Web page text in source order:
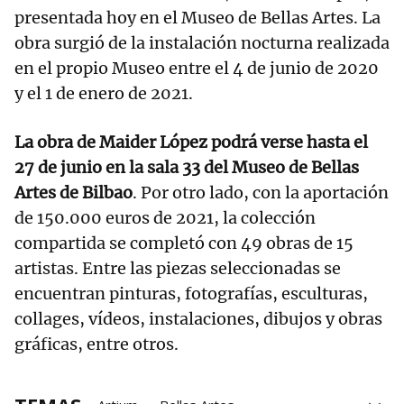
presentada hoy en el Museo de Bellas Artes. La
obra surgió de la instalación nocturna realizada
en el propio Museo entre el 4 de junio de 2020
y el 1 de enero de 2021.
La obra de Maider López podrá verse hasta el
27 de junio en la sala 33 del Museo de Bellas
Artes de Bilbao. Por otro lado, con la aportación
de 150.000 euros de 2021, la colección
compartida se completó con 49 obras de 15
artistas. Entre las piezas seleccionadas se
encuentran pinturas, fotografías, esculturas,
collages, vídeos, instalaciones, dibujos y obras
gráficas, entre otros.